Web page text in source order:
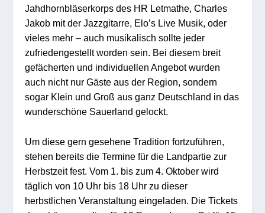
Jahdhornbläserkorps des HR Letmathe, Charles
Jakob mit der Jazzgitarre, Elo’s Live Musik, oder
vieles mehr – auch musikalisch sollte jeder
zufriedengestellt worden sein. Bei diesem breit
gefächerten und individuellen Angebot wurden
auch nicht nur Gäste aus der Region, sondern
sogar Klein und Groß aus ganz Deutschland in das
wunderschöne Sauerland gelockt.
Um diese gern gesehene Tradition fortzuführen,
stehen bereits die Termine für die Landpartie zur
Herbstzeit fest. Vom 1. bis zum 4. Oktober wird
täglich von 10 Uhr bis 18 Uhr zu dieser
herbstlichen Veranstaltung eingeladen. Die Tickets